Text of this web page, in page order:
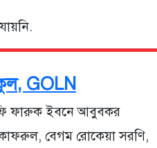
GOLN
ফারুক ইবনে আবুবকর
বেগম রোকেয়া সরণি,